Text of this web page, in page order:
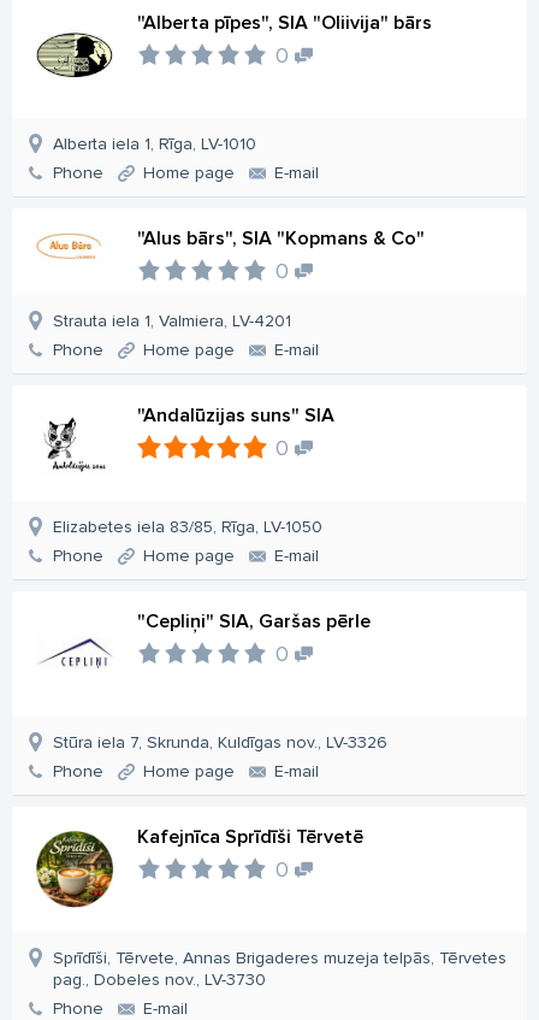
"Alberta pīpes", SIA "Oliivija" bārs
0
Alberta iela 1, Rīga, LV-1010
Phone
Home page E-mail
"Alus bārs", SIA "Kopmans & Co"
0
Strauta iela 1, Valmiera, LV-4201
Phone
Home page E-mail
"Andalūzijas suns" SIA
0
Elizabetes iela 83/85, Rīga, LV-1050
Phone
Home page E-mail
"Cepliņi" SIA, Garšas pērle
0
Stūra iela 7, Skrunda, Kuldīgas nov., LV-3326
Phone
Home page E-mail
Kafejnīca Sprīdīši Tērvetē
0
Sprīdīši, Tērvete, Annas Brigaderes muzeja telpās, Tērvetes
pag., Dobeles nov., LV-3730
Phone
E-mail